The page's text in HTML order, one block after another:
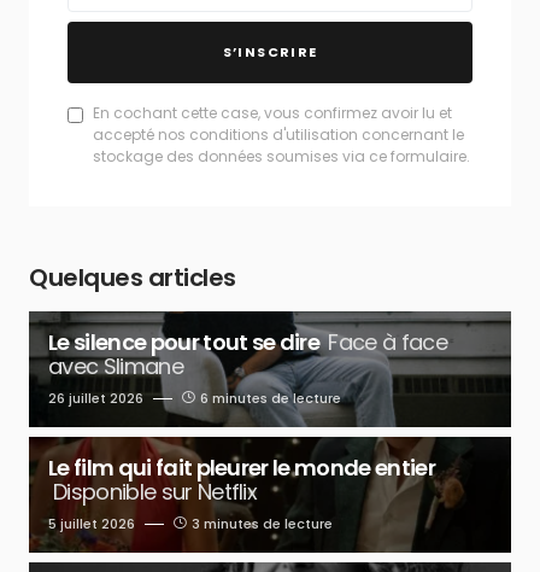
S’INSCRIRE
En cochant cette case, vous confirmez avoir lu et
accepté nos conditions d'utilisation concernant le
stockage des données soumises via ce formulaire.
Quelques articles
Le silence pour tout se dire Face à face
avec Slimane
26 juillet 2026 6 minutes de lecture
Le film qui fait pleurer le monde entier
Disponible sur Netflix
5 juillet 2026 3 minutes de lecture